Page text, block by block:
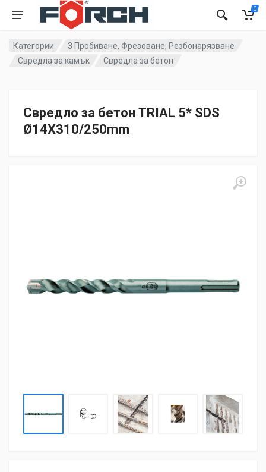
0
Категории
3 Пробиване, Фрезоване, Резбонарязване
Свредла за камък
Свредла за бетон
Свредло за бетон TRIAL 5* SDS
Ø14X310/250mm